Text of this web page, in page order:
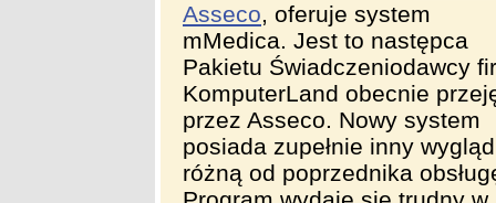
Asseco, oferuje system
mMedica. Jest to następca
Pakietu Świadczeniodawcy
KomputerLand obecnie
przez Asseco. Nowy system
posiada zupełnie inny
różną od poprzednika